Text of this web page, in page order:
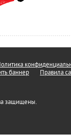
баннер Правила
защищены.